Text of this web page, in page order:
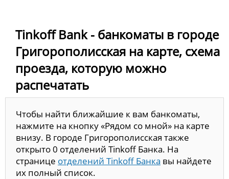
Tinkoff Bank - банкоматы в городе
Григорополисская на карте, схема
проезда, которую можно
распечатать
Чтобы найти ближайшие к вам банкоматы,
нажмите на кнопку «Рядом со мной» на карте
внизу. В городе Григорополисская также
открыто 0 отделений Tinkoff Банка. На
странице отделений Tinkoff Банка вы найдете
их полный список.